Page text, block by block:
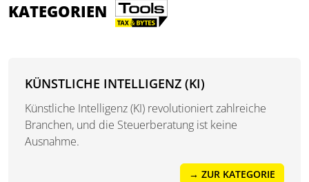
KATEGORIEN
KÜNSTLICHE INTELLIGENZ (KI)
Künstliche Intelligenz (KI) revolutioniert zahlreiche
Branchen, und die Steuerberatung ist keine
Ausnahme.
→ ZUR KATEGORIE